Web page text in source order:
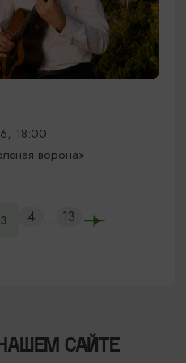
18:00
ворона»
3 4 ... 13
САЙТЕ